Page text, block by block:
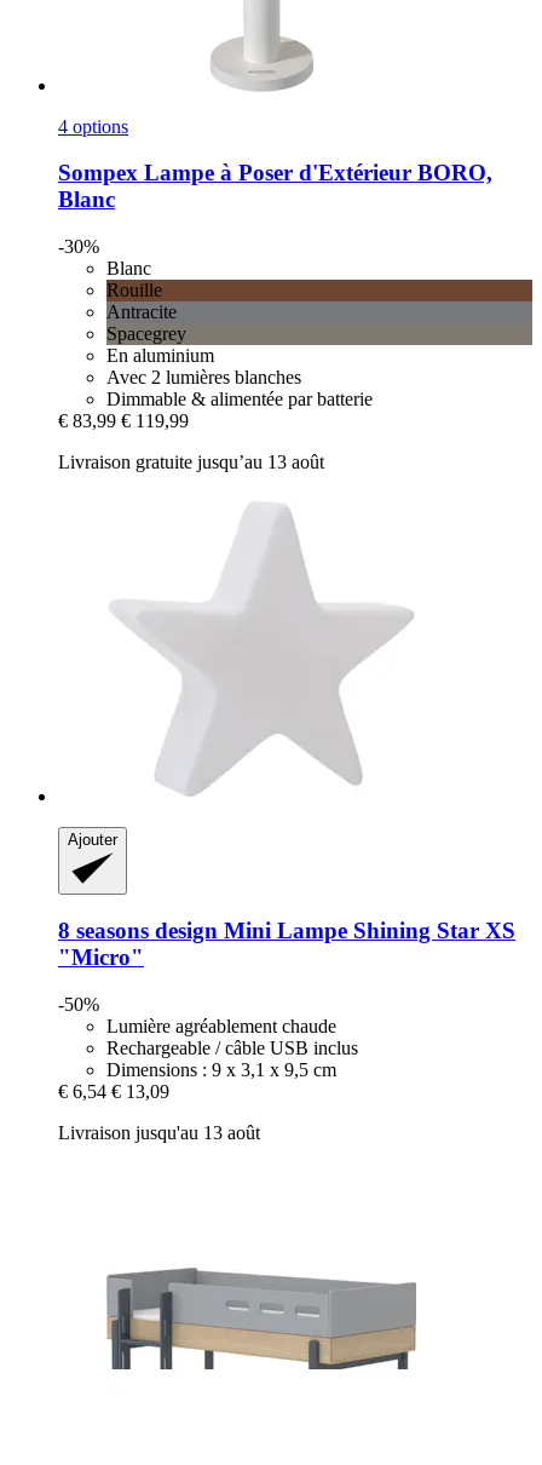
4 options
Sompex Lampe à Poser d'Extérieur BORO,
Blanc
-30%
Blanc
Rouille
Antracite
Spacegrey
En aluminium
Avec 2 lumières blanches
Dimmable & alimentée par batterie
€ 83,99 € 119,99
Livraison gratuite jusqu’au 13 août
Ajouter
8 seasons design Mini Lampe Shining Star XS
"Micro"
-50%
Lumière agréablement chaude
Rechargeable / câble USB inclus
Dimensions : 9 x 3,1 x 9,5 cm
€ 6,54 € 13,09
Livraison jusqu'au 13 août